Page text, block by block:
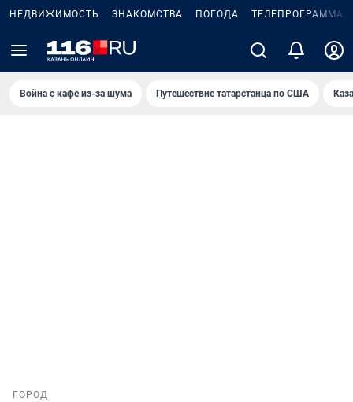
НЕДВИЖИМОСТЬ ЗНАКОМСТВА ПОГОДА ТЕЛЕПРОГРАММА
Война с кафе из-за шума Путешествие татарстанца по США
ГОРОД